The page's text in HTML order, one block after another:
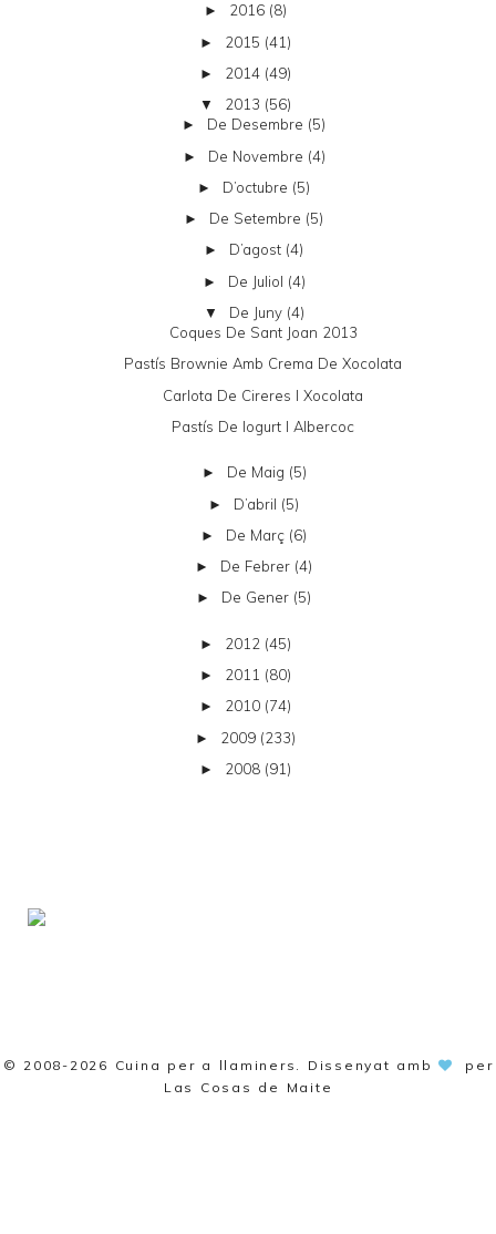
► 2016 (8)
► 2015 (41)
► 2014 (49)
▼ 2013 (56)
► De Desembre (5)
► De Novembre (4)
► D’octubre (5)
► De Setembre (5)
► D’agost (4)
► De Juliol (4)
▼ De Juny (4)
Coques De Sant Joan 2013
Pastís Brownie Amb Crema De Xocolata
Carlota De Cireres I Xocolata
Pastís De Iogurt I Albercoc
► De Maig (5)
► D’abril (5)
► De Març (6)
► De Febrer (4)
► De Gener (5)
► 2012 (45)
► 2011 (80)
► 2010 (74)
► 2009 (233)
► 2008 (91)
© 2008-2026 Cuina per a llaminers . Dissenyat amb
per
Las Cosas de Maite